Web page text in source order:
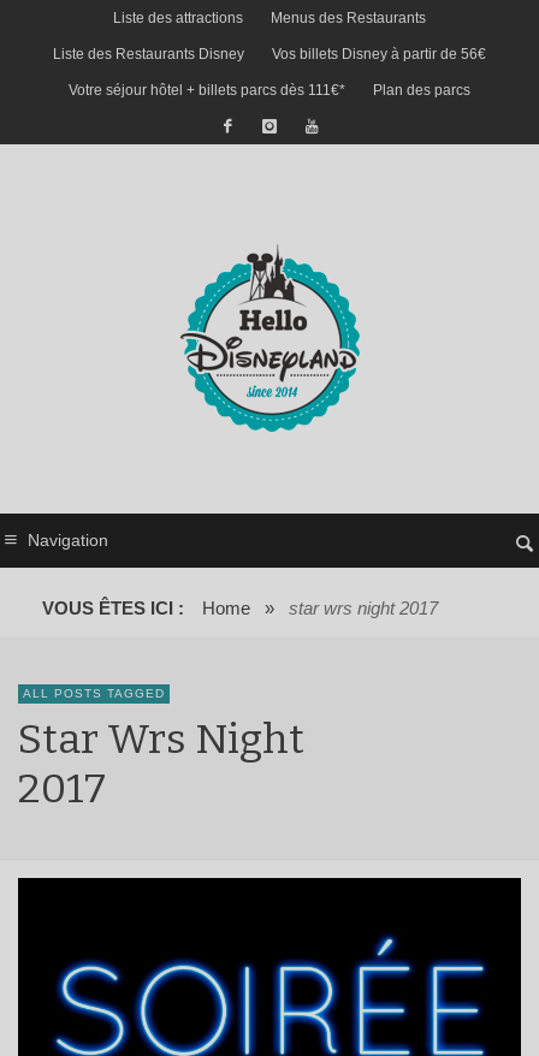
Liste des attractions Menus des Restaurants
Liste des Restaurants Disney Vos billets Disney à partir de 56€
Votre séjour hôtel + billets parcs dès 111€* Plan des parcs
Navigation
VOUS ÊTES ICI : Home » star wrs night 2017
ALL POSTS TAGGED
Star Wrs Night
2017